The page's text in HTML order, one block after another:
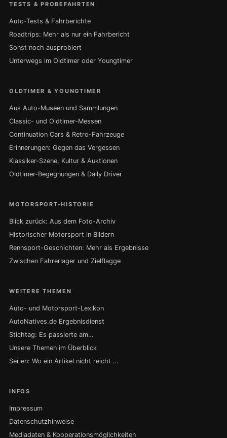
TESTS & PROBEFAHRTEN
Auto-Tests & Fahrberichte
Roadtrips: Mehr als nur ein Fahrbericht
Sonst noch ausprobiert
Unterwegs im Oldtimer oder Youngtimer
OLDTIMER & YOUNGTIMER
Aus Auto-Museen und Sammlungen
Classic- und Oldtimer-Messen
Continuation Cars & Retro-Fahrzeuge
Erinnerungen: Gegen das Vergessen
Klassiker-Szene, Kultur & Auktionen
Oldtimer-Begegnungen & Daily Driver
MOTORSPORT-HISTORIE
Blick zurück: Aus dem Foto-Archiv
Historischer Motorsport in Bildern
Rennsport-Geschichten: Mehr als Ergebnisse
Zwischen Fahrerlager und Zielflagge
WEITERE THEMEN
Auto- und Motorsport-Lexikon
AutoNatives.de Ergebnisdienst
Stichtag: Es passierte am…
Unsere Themen im Überblick
Serien: Wo ein Artikel nicht reicht …
INFOS
Impressum
Datenschutzhinweise
Mediadaten & Kooperationsmöglichkeiten